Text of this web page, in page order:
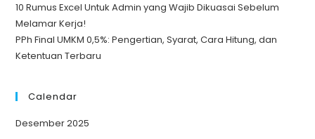
10 Rumus Excel Untuk Admin yang Wajib Dikuasai Sebelum
Melamar Kerja!
PPh Final UMKM 0,5%: Pengertian, Syarat, Cara Hitung, dan
Ketentuan Terbaru
Calendar
Desember 2025